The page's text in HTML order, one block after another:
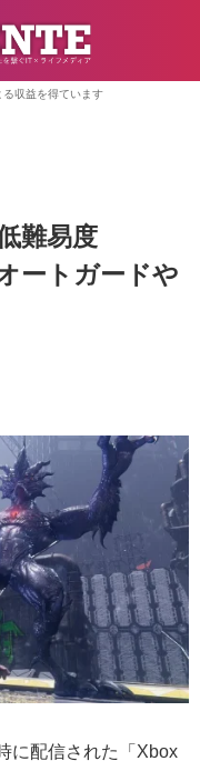
収益を得ています
難易度
ートガードや
に配信された「Xbox